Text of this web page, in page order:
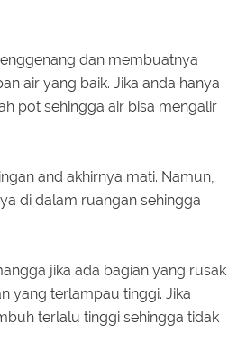
dan membuatnya
air yang baik. Jika anda hanya
pot sehingga air bisa mengalir
and akhirnya mati. Namun,
di dalam ruangan sehingga
jika ada bagian yang rusak
yang terlampau tinggi. Jika
terlalu tinggi sehingga tidak